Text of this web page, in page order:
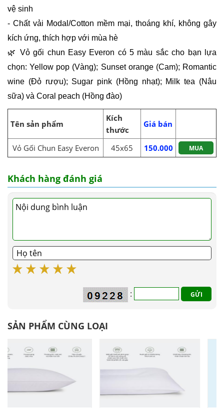
vệ sinh
- Chất vải Modal/Cotton mềm mại, thoáng khí, không gây
kích ứng, thích hợp với mùa hè
🌿 Vỏ gối chun Easy Everon có 5 màu sắc cho bạn lựa
chọn: Yellow pop (Vàng); Sunset orange (Cam); Romantic
wine (Đỏ rượu); Sugar pink (Hồng nhạt); Milk tea (Nâu
sữa) và Coral peach (Hồng đào)
Tên sản phẩm
Kích
thước
Giá bán
Vỏ Gối Chun Easy Everon 45x65 150.000 MUA
Khách hàng đánh giá
:
SẢN PHẨM CÙNG LOẠI